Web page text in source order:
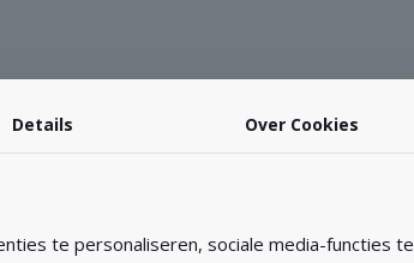
Details Over Cookies
te personaliseren, sociale media-functies te